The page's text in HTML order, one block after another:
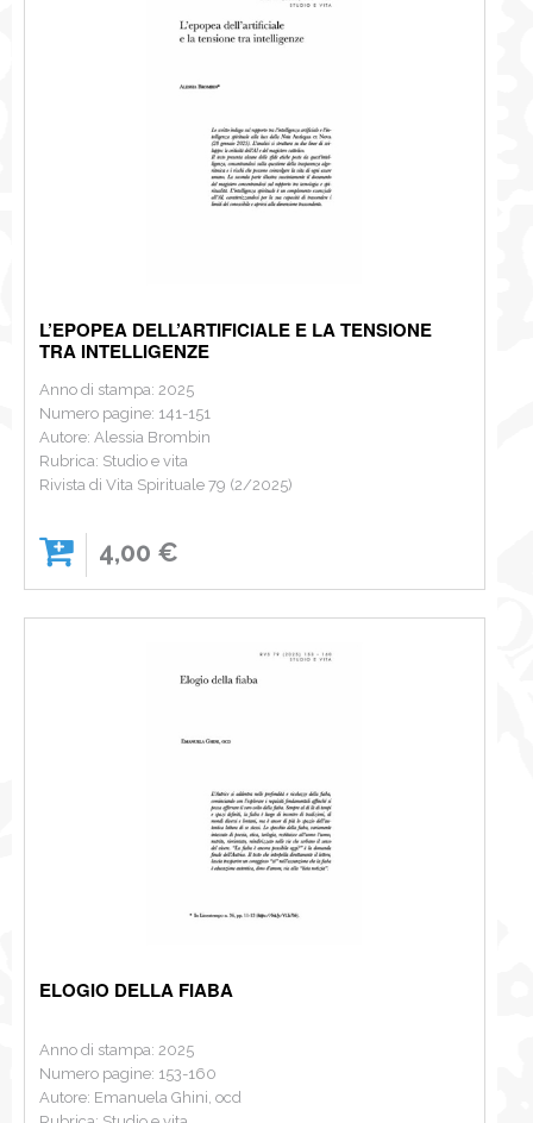
L’EPOPEA DELL’ARTIFICIALE E LA TENSIONE
TRA INTELLIGENZE
Anno di stampa: 2025
Numero pagine: 141-151
Autore: Alessia Brombin
Rubrica: Studio e vita
Rivista di Vita Spirituale 79 (2/2025)
4,00 €
ELOGIO DELLA FIABA
Anno di stampa: 2025
Numero pagine: 153-160
Autore: Emanuela Ghini, ocd